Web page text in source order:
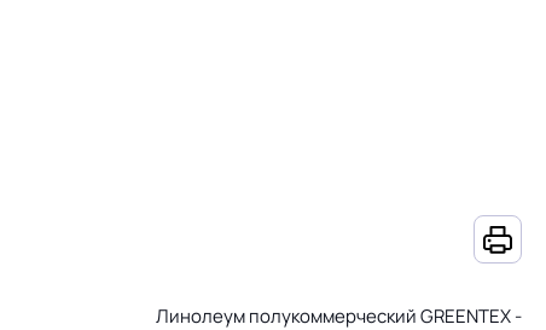
Линолеум полукоммерческий GREENTEX -